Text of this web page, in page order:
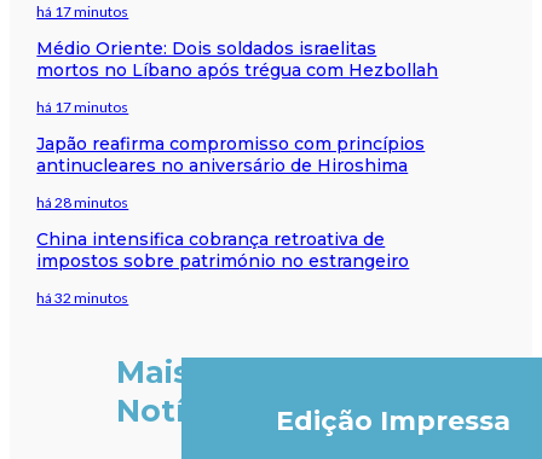
há 17 minutos
Médio Oriente: Dois soldados israelitas
mortos no Líbano após trégua com Hezbollah
há 17 minutos
Japão reafirma compromisso com princípios
antinucleares no aniversário de Hiroshima
há 28 minutos
China intensifica cobrança retroativa de
impostos sobre património no estrangeiro
há 32 minutos
Mais
Notícias
Edição Impressa